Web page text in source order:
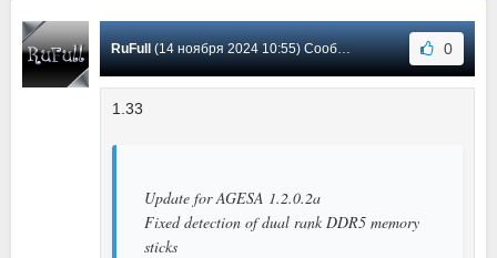
RuFull(14 ноября 2024 10:55) Сообщение #2 0
1.33
Update for AGESA 1.2.0.2a
Fixed detection of dual rank DDR5 memory
sticks